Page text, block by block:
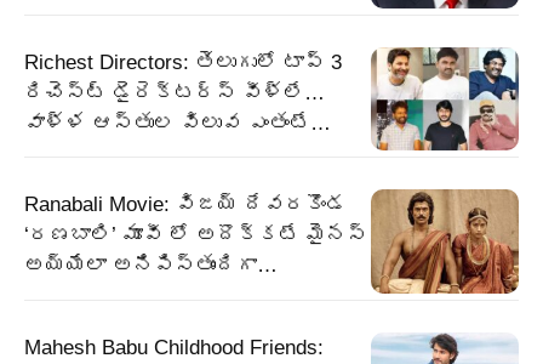
Richest Directors: తెలుగులో టాప్ 3
రిచెస్ట్ డైరెక్టర్స్ వీళ్లే…
వాళ్ళ ఆస్తుల విలువ ఎంతంటే…
Ranabali Movie: విజయ్ దేవరకొండ
‘రణబాలి’ మూవీ లో అదొక్కటే మైనస్
అయ్యేలా అనిపిస్తుందిగా…
Mahesh Babu Childhood Friends: